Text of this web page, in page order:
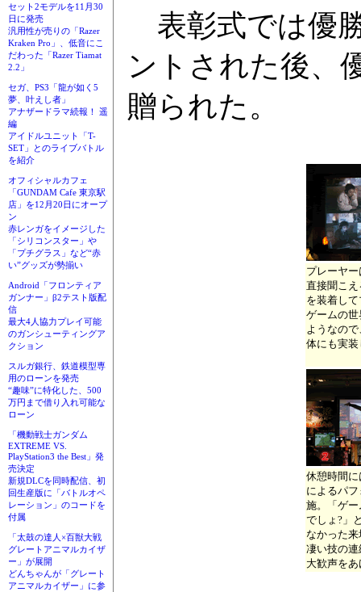
セット2モデルを11月30
日に発売
汎用性が売りの「Razer
Kraken Pro」、低音にこ
だわった「Razer Tiamat
2.2」
セガ、PS3「龍が如く5
夢、叶えし者」
アナザードラマ続報！ 遥
編
アイドルユニット「T-
SET」とのライブバトル
を紹介
オフィシャルカフェ
「GUNDAM Cafe 東京駅
店」を12月20日にオープ
ン
赤レンガをイメージした
「シリコンスター」や
「プチグラス」など“赤
い”グッズが勢揃い
Android「フロンティア
ガンナー」β2テスト版配
信
最大4人協力プレイ可能
のガンシューティングア
クション
スルガ銀行、鉄道模型専
用のローンを発売
“趣味”に特化した、500
万円まで借り入れ可能な
ローン
「機動戦士ガンダム
EXTREME VS.
PlayStation3 the Best」発
売決定
新規DLCを同時配信、初
回生産版に「バトルオペ
レーション」のコードを
付属
「太鼓の達人×百獣大戦
グレートアニマルカイザ
ー」が展開
どんちゃんが「グレート
アニマルカイザー」に参
表彰式では優
ントされた後、
贈られた。
プレーヤ
直接聞こ
を装着し
ゲームの
ようなの
体にも実
休憩時間
によるパ
施。「ゲ
でしょ?」
なかった
凄い技の
大歓声を